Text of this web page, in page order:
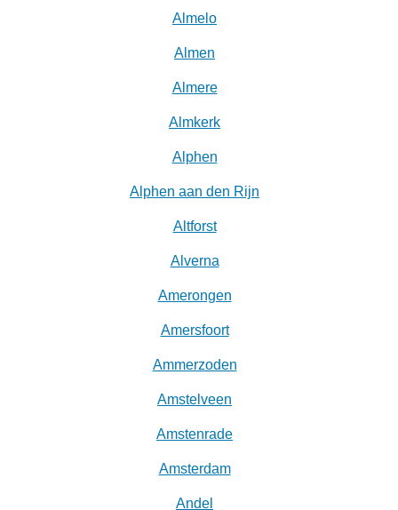
Almelo
Almen
Almere
Almkerk
Alphen
Alphen aan den Rijn
Altforst
Alverna
Amerongen
Amersfoort
Ammerzoden
Amstelveen
Amstenrade
Amsterdam
Andel